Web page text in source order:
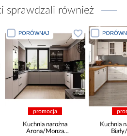
sprawdzali również
PORÓWNAJ
promocja
Kuchnia narożna
Arona/Monza
Kuchnia